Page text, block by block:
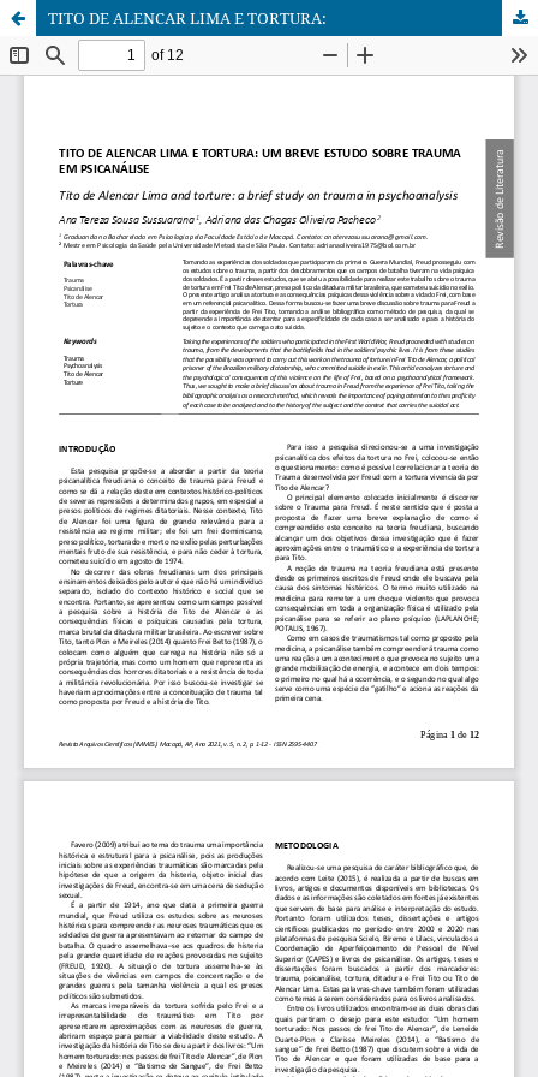
TITO DE ALENCAR LIMA E TORTURA: